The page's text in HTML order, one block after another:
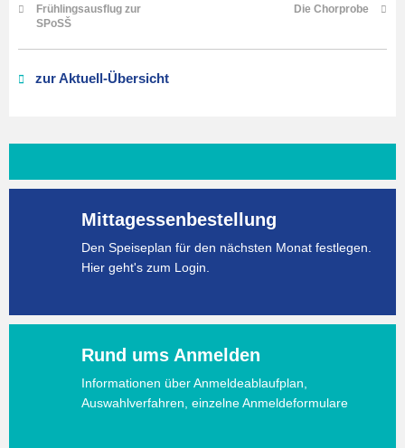
Frühlingsausflug zur
SPoSŠ
Die Chorprobe
zur Aktuell-Übersicht
Mittagessenbestellung
Den Speiseplan für den nächsten Monat festlegen.
Hier geht's zum Login.
Rund ums Anmelden
Informationen über Anmeldeablaufplan,
Auswahlverfahren, einzelne Anmeldeformulare